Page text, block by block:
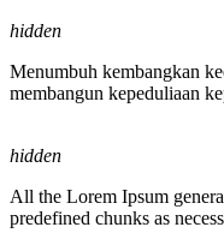
hidden
Menumbuh kembangkan
membangun kepeduliaan
hidden
All the Lorem Ipsum
predefined chunks as